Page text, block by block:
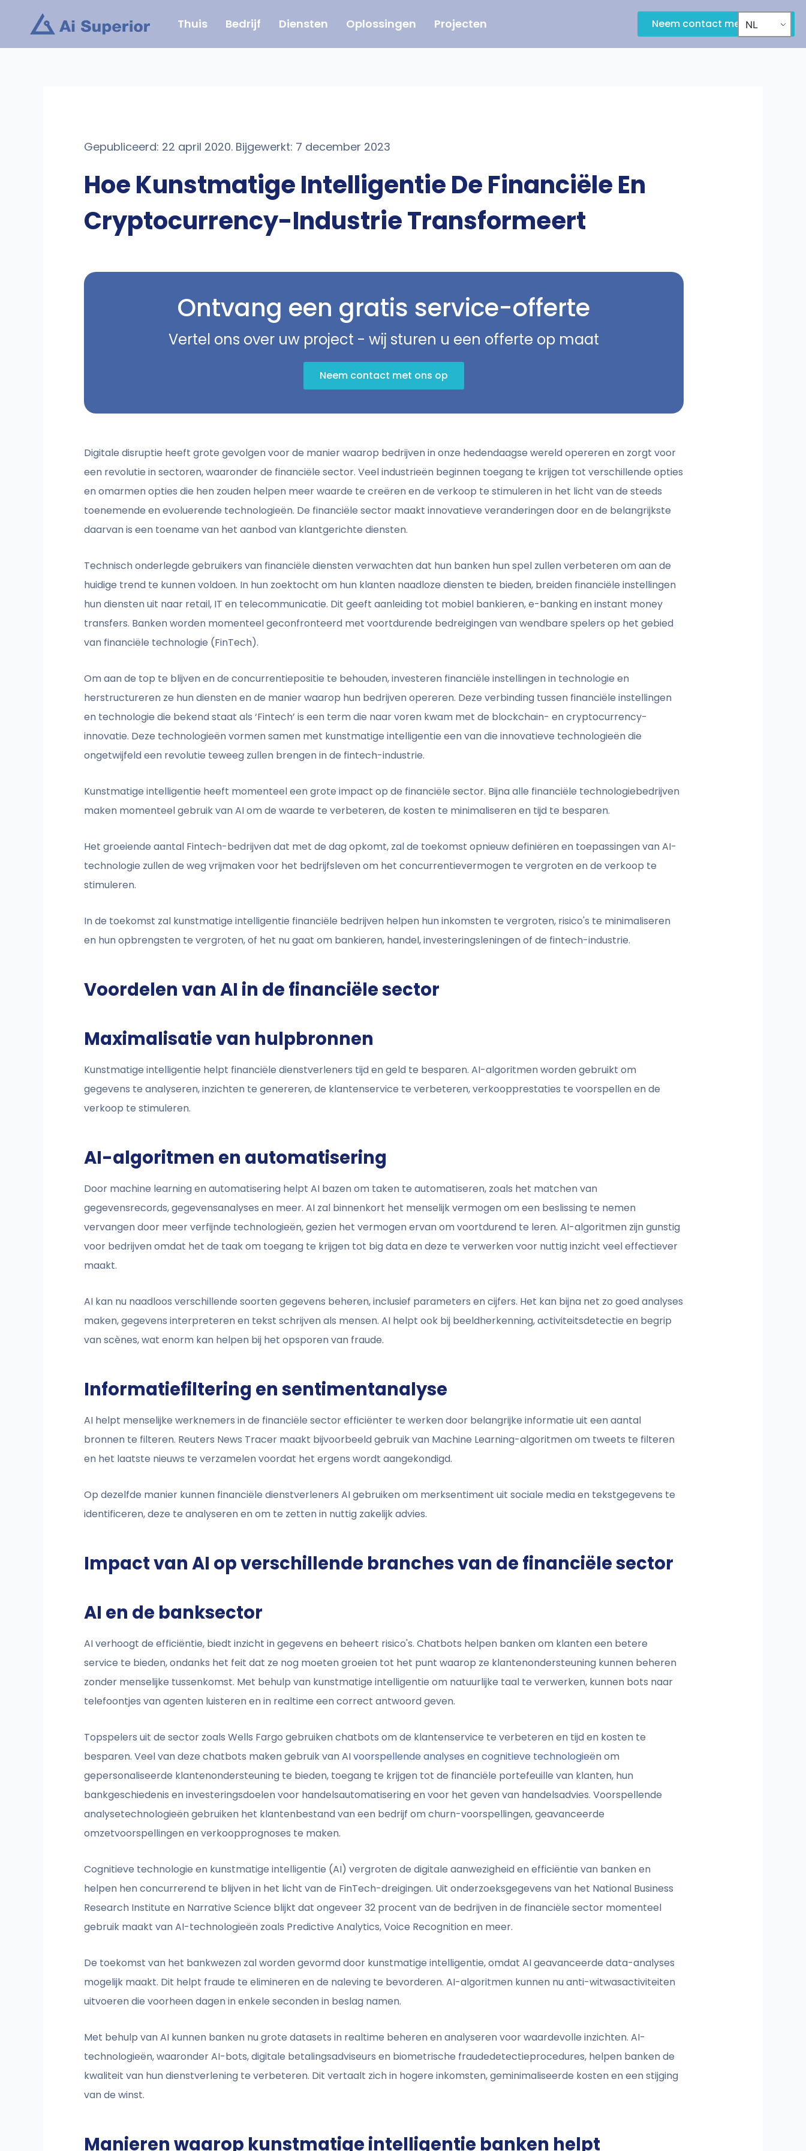
Thuis Bedrijf Diensten Oplossingen Projecten Neem contact met ons op
NL
Gepubliceerd: 22 april 2020. Bijgewerkt: 7 december 2023
Hoe Kunstmatige Intelligentie De Financiële En
Cryptocurrency-Industrie Transformeert
Ontvang een gratis service-offerte
Vertel ons over uw project - wij sturen u een offerte op maat
Neem contact met ons op
Digitale disruptie heeft grote gevolgen voor de manier waarop bedrijven in onze hedendaagse wereld opereren en zorgt voor
een revolutie in sectoren, waaronder de financiële sector. Veel industrieën beginnen toegang te krijgen tot verschillende opties
en omarmen opties die hen zouden helpen meer waarde te creëren en de verkoop te stimuleren in het licht van de steeds
toenemende en evoluerende technologieën. De financiële sector maakt innovatieve veranderingen door en de belangrijkste
daarvan is een toename van het aanbod van klantgerichte diensten.
Technisch onderlegde gebruikers van financiële diensten verwachten dat hun banken hun spel zullen verbeteren om aan de
huidige trend te kunnen voldoen. In hun zoektocht om hun klanten naadloze diensten te bieden, breiden financiële instellingen
hun diensten uit naar retail, IT en telecommunicatie. Dit geeft aanleiding tot mobiel bankieren, e-banking en instant money
transfers. Banken worden momenteel geconfronteerd met voortdurende bedreigingen van wendbare spelers op het gebied
van financiële technologie (FinTech).
Om aan de top te blijven en de concurrentiepositie te behouden, investeren financiële instellingen in technologie en
herstructureren ze hun diensten en de manier waarop hun bedrijven opereren. Deze verbinding tussen financiële instellingen
en technologie die bekend staat als ‘Fintech’ is een term die naar voren kwam met de blockchain- en cryptocurrency-
innovatie. Deze technologieën vormen samen met kunstmatige intelligentie een van die innovatieve technologieën die
ongetwijfeld een revolutie teweeg zullen brengen in de fintech-industrie.
Kunstmatige intelligentie heeft momenteel een grote impact op de financiële sector. Bijna alle financiële technologiebedrijven
maken momenteel gebruik van AI om de waarde te verbeteren, de kosten te minimaliseren en tijd te besparen.
Het groeiende aantal Fintech-bedrijven dat met de dag opkomt, zal de toekomst opnieuw definiëren en toepassingen van AI-
technologie zullen de weg vrijmaken voor het bedrijfsleven om het concurrentievermogen te vergroten en de verkoop te
stimuleren.
In de toekomst zal kunstmatige intelligentie financiële bedrijven helpen hun inkomsten te vergroten, risico's te minimaliseren
en hun opbrengsten te vergroten, of het nu gaat om bankieren, handel, investeringsleningen of de fintech-industrie.
Voordelen van AI in de financiële sector
Maximalisatie van hulpbronnen
Kunstmatige intelligentie helpt financiële dienstverleners tijd en geld te besparen. AI-algoritmen worden gebruikt om
gegevens te analyseren, inzichten te genereren, de klantenservice te verbeteren, verkoopprestaties te voorspellen en de
verkoop te stimuleren.
AI-algoritmen en automatisering
Door machine learning en automatisering helpt AI bazen om taken te automatiseren, zoals het matchen van
gegevensrecords, gegevensanalyses en meer. AI zal binnenkort het menselijk vermogen om een beslissing te nemen
vervangen door meer verfijnde technologieën, gezien het vermogen ervan om voortdurend te leren. AI-algoritmen zijn gunstig
voor bedrijven omdat het de taak om toegang te krijgen tot big data en deze te verwerken voor nuttig inzicht veel effectiever
maakt.
AI kan nu naadloos verschillende soorten gegevens beheren, inclusief parameters en cijfers. Het kan bijna net zo goed analyses
maken, gegevens interpreteren en tekst schrijven als mensen. AI helpt ook bij beeldherkenning, activiteitsdetectie en begrip
van scènes, wat enorm kan helpen bij het opsporen van fraude.
Informatiefiltering en sentimentanalyse
AI helpt menselijke werknemers in de financiële sector efficiënter te werken door belangrijke informatie uit een aantal
bronnen te filteren. Reuters News Tracer maakt bijvoorbeeld gebruik van Machine Learning-algoritmen om tweets te filteren
en het laatste nieuws te verzamelen voordat het ergens wordt aangekondigd.
Op dezelfde manier kunnen financiële dienstverleners AI gebruiken om merksentiment uit sociale media en tekstgegevens te
identificeren, deze te analyseren en om te zetten in nuttig zakelijk advies.
Impact van AI op verschillende branches van de financiële sector
AI en de banksector
AI verhoogt de efficiëntie, biedt inzicht in gegevens en beheert risico's. Chatbots helpen banken om klanten een betere
service te bieden, ondanks het feit dat ze nog moeten groeien tot het punt waarop ze klantenondersteuning kunnen beheren
zonder menselijke tussenkomst. Met behulp van kunstmatige intelligentie om natuurlijke taal te verwerken, kunnen bots naar
telefoontjes van agenten luisteren en in realtime een correct antwoord geven.
Topspelers uit de sector zoals Wells Fargo gebruiken chatbots om de klantenservice te verbeteren en tijd en kosten te
besparen. Veel van deze chatbots maken gebruik van AIvoorspellende analyses en cognitieve technologieënom
gepersonaliseerde klantenondersteuning te bieden, toegang te krijgen tot de financiële portefeuille van klanten, hun
bankgeschiedenis en investeringsdoelen voor handelsautomatisering en voor het geven van handelsadvies. Voorspellende
analysetechnologieën gebruiken het klantenbestand van een bedrijf om churn-voorspellingen, geavanceerde
omzetvoorspellingen en verkoopprognoses te maken.
Cognitieve technologie en kunstmatige intelligentie (AI) vergroten de digitale aanwezigheid en efficiëntie van banken en
helpen hen concurrerend te blijven in het licht van de FinTech-dreigingen. Uit onderzoeksgegevens van het National Business
Research Institute en Narrative Science blijkt dat ongeveer 32 procent van de bedrijven in de financiële sector momenteel
gebruik maakt van AI-technologieën zoals Predictive Analytics, Voice Recognition en meer.
De toekomst van het bankwezen zal worden gevormd door kunstmatige intelligentie, omdat AI geavanceerde data-analyses
mogelijk maakt. Dit helpt fraude te elimineren en de naleving te bevorderen. AI-algoritmen kunnen nu anti-witwasactiviteiten
uitvoeren die voorheen dagen in enkele seconden in beslag namen.
Met behulp van AI kunnen banken nu grote datasets in realtime beheren en analyseren voor waardevolle inzichten. AI-
technologieën, waaronder AI-bots, digitale betalingsadviseurs en biometrische fraudedetectieprocedures, helpen banken de
kwaliteit van hun dienstverlening te verbeteren. Dit vertaalt zich in hogere inkomsten, geminimaliseerde kosten en een stijging
van de winst.
Manieren waarop kunstmatige intelligentie banken helpt